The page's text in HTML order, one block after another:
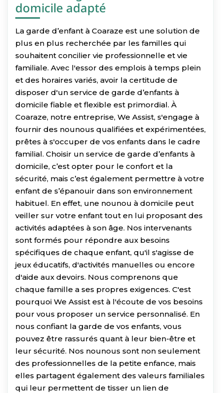
domicile adapté
La garde d’enfant à Coaraze est une solution de
plus en plus recherchée par les familles qui
souhaitent concilier vie professionnelle et vie
familiale. Avec l'essor des emplois à temps plein
et des horaires variés, avoir la certitude de
disposer d'un service de garde d’enfants à
domicile fiable et flexible est primordial. À
Coaraze, notre entreprise, We Assist, s'engage à
fournir des nounous qualifiées et expérimentées,
prêtes à s'occuper de vos enfants dans le cadre
familial. Choisir un service de garde d’enfants à
domicile, c’est opter pour le confort et la
sécurité, mais c’est également permettre à votre
enfant de s’épanouir dans son environnement
habituel. En effet, une nounou à domicile peut
veiller sur votre enfant tout en lui proposant des
activités adaptées à son âge. Nos intervenants
sont formés pour répondre aux besoins
spécifiques de chaque enfant, qu'il s'agisse de
jeux éducatifs, d'activités manuelles ou encore
d'aide aux devoirs. Nous comprenons que
chaque famille a ses propres exigences. C'est
pourquoi We Assist est à l'écoute de vos besoins
pour vous proposer un service personnalisé. En
nous confiant la garde de vos enfants, vous
pouvez être rassurés quant à leur bien-être et
leur sécurité. Nos nounous sont non seulement
des professionnelles de la petite enfance, mais
elles partagent également des valeurs familiales
qui leur permettent de tisser un lien de